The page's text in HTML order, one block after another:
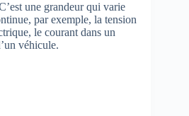
une grandeur qui varie
par exemple, la tension
le courant dans un
véhicule.